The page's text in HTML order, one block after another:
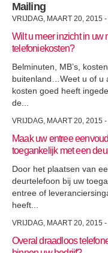
Mailing
VRIJDAG, MAART 20, 2015 -
Wilt u meer inzicht in uw
telefoniekosten?
Belminuten, MB’s,
buitenland…Weet u of u
kosten goed heeft
de...
VRIJDAG, MAART 20, 2015 -
Maak uw entree
toegankelijk met een
Door het plaatsen van
deurtelefoon bij uw
entree of
heeft...
VRIJDAG, MAART 20, 2015
Overal draadloos